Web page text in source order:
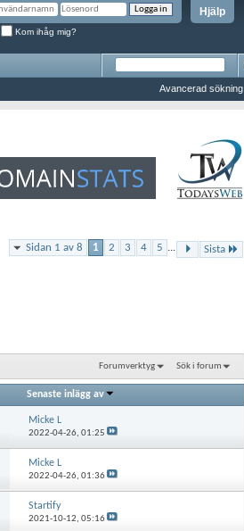
Hjälp
Kom ihåg mig?
Avancerad sökning
Sidan 1 av 8 1 2 3 4 5 ... Sista
Forumverktyg Sök i forum
Senaste inlägg av
Micke L
2022-04-26, 01:25
Micke L
2022-04-26, 01:36
Startify
2021-10-12, 05:16